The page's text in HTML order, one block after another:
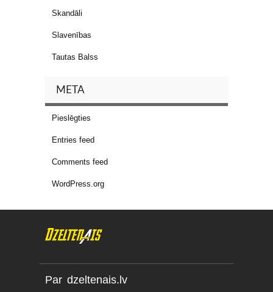
Skandāli
Slavenības
Tautas Balss
META
Pieslēgties
Entries feed
Comments feed
WordPress.org
Par dzeltenais.lv